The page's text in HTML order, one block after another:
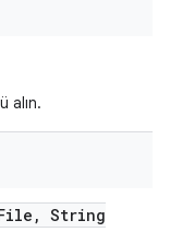
alın.
, String